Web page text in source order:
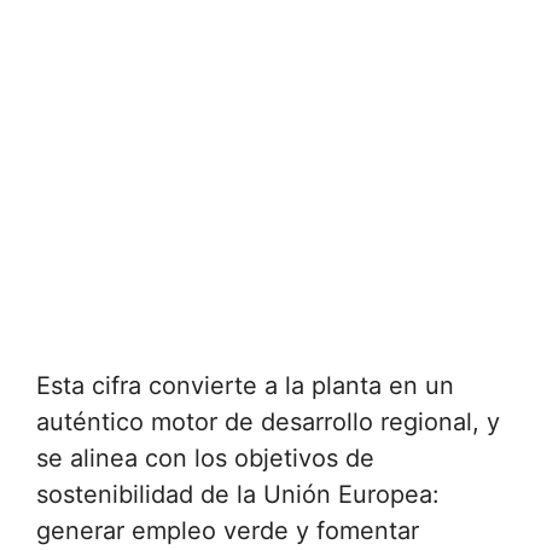
Esta cifra convierte a la planta en un
auténtico motor de desarrollo regional, y
se alinea con los objetivos de
sostenibilidad de la Unión Europea:
generar empleo verde y fomentar